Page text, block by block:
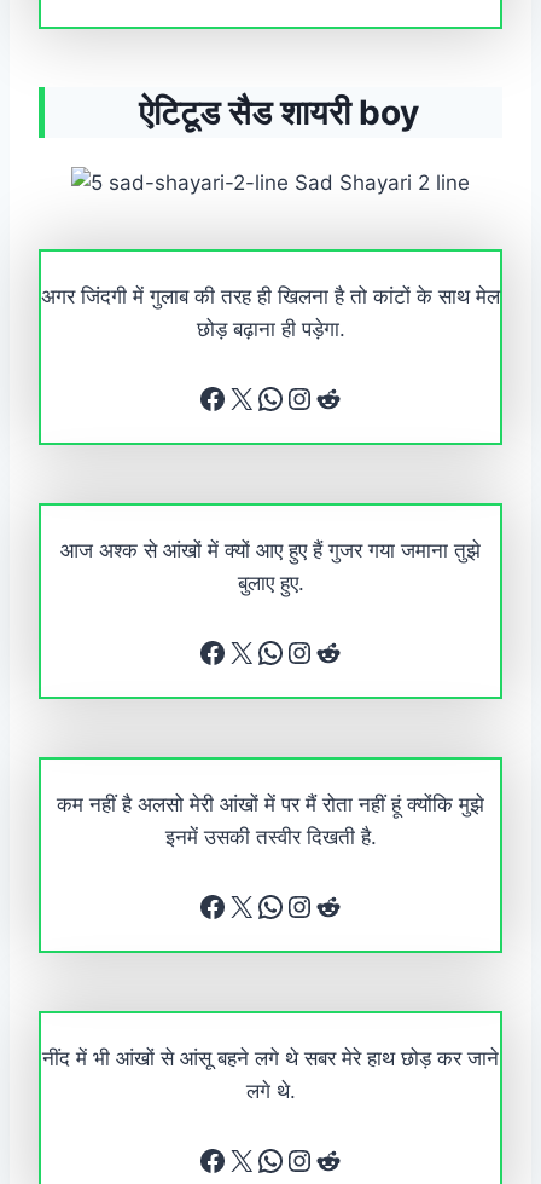
ऐटिटूड सैड शायरी boy
अगर जिंदगी में गुलाब की तरह ही खिलना है तो कांटों के साथ मेल
छोड़ बढ़ाना ही पड़ेगा.
Facebook X WhatsApp Instagram Reddit
आज अश्क से आंखों में क्यों आए हुए हैं गुजर गया जमाना तुझे
बुलाए हुए.
Facebook X WhatsApp Instagram Reddit
कम नहीं है अलसो मेरी आंखों में पर मैं रोता नहीं हूं क्योंकि मुझे
इनमें उसकी तस्वीर दिखती है.
Facebook X WhatsApp Instagram Reddit
नींद में भी आंखों से आंसू बहने लगे थे सबर मेरे हाथ छोड़ कर जाने
लगे थे.
Facebook X WhatsApp Instagram Reddit